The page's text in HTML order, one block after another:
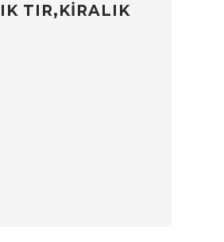
TIR,KİRALIK